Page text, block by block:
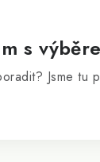
s
Jsme tu